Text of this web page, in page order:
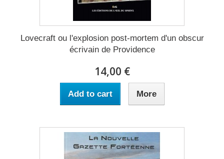
Lovecraft ou l'explosion post-mortem d'un obscur
écrivain de Providence
14,00 €
Add to cart More